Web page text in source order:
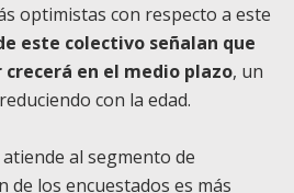
optimistas con respecto a este
este colectivo señalan que
en el medio plazo, un
con la edad.
al segmento de
de los encuestados es más